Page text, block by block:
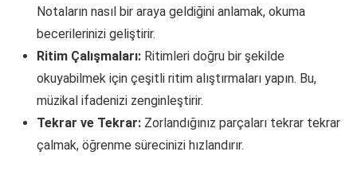
Notaların nasıl bir araya geldiğini anlamak, okuma
becerilerinizi geliştirir.
Ritim Çalışmaları: Ritimleri doğru bir şekilde
okuyabilmek için çeşitli ritim alıştırmaları yapın. Bu,
müzikal ifadenizi zenginleştirir.
Tekrar ve Tekrar: Zorlandığınız parçaları tekrar tekrar
çalmak, öğrenme sürecinizi hızlandırır.